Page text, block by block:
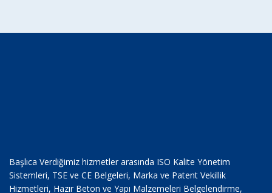
Başlıca Verdiğimiz hizmetler arasında ISO Kalite Yönetim
Sistemleri, TSE ve CE Belgeleri, Marka ve Patent Vekillik
Hizmetleri, Hazır Beton ve Yapı Malzemeleri Belgelendirme,